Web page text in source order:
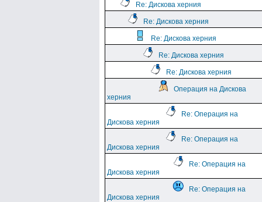
Re: Дискова херния
Re: Дискова херния
Re: Дискова херния
Re: Дискова херния
Re: Дискова херния
Операция на Дискова
херния
Re: Операция на
Дискова херния
Re: Операция на
Дискова херния
Re: Операция на
Дискова херния
Re: Операция на
Дискова херния